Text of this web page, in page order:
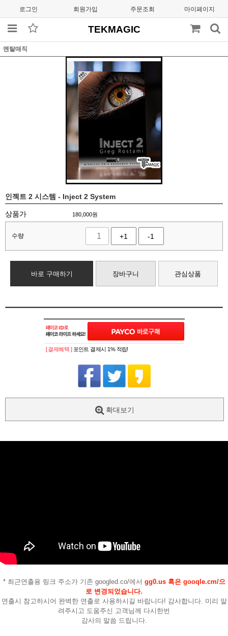
로그인 회원가입 주문조회 마이페이지
TEKMAGIC
멘탈매직
인젝트 2 시스템 - Inject 2 System
상품가 180,000원
수량 +1 -1
바로 구매하기 장바구니 관심상품
페이코 ID로
PAYCO 바로
[ 결제혜택 ] 포인트 결제시 1% 적립!
확대보기
* 최근연출용 링크 주소가 기존 googled.co/에서 gg0.us 혹은 gooqle.cm/으
로 변경되었습니다.
연출시 참고하시어 완벽한 연출로 사용하시길 바랍니다! 감사합니다. 미리 알
려주시고 도움주신 고객님께 다시한번
감사의 말씀 드립니다.